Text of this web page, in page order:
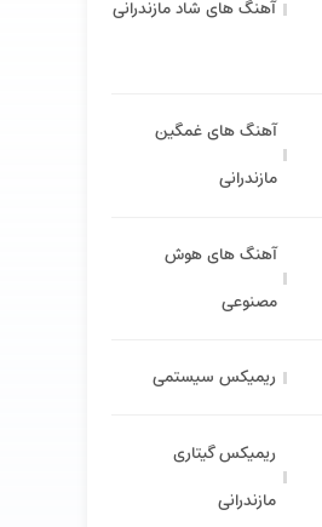
آهنگ های شاد مازندرانی
آهنگ های غمگین
مازندرانی
آهنگ های هوش
مصنوعی
ریمیکس سیستمی
ریمیکس گیتاری
مازندرانی